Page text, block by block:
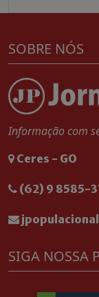
SOBRE NÓS
Informação com
Ceres - GO
(62) 9 8585-
SIGA NOSSA